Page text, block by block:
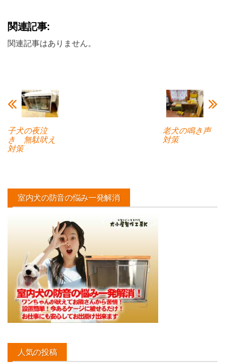
関連記事:
関連記事はありません。
子犬の夜泣
き 無駄吠え
対策
老犬の鳴き声
対策
室内犬の防音の悩み一発解消
人気の投稿